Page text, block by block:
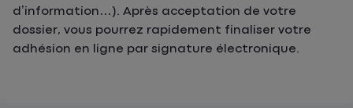
d’information…). Après acceptation de votre
dossier, vous pourrez rapidement finaliser votre
adhésion en ligne par signature électronique.